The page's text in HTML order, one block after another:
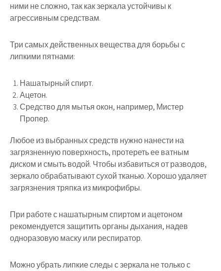
ними не сложно, так как зеркала устойчивы к
агрессивным средствам.
Три самых действенных вещества для борьбы с
липкими пятнами:
Нашатырный спирт.
Ацетон.
Средство для мытья окон, например, Мистер
Пропер.
Любое из выбранных средств нужно нанести на
загрязненную поверхность, протереть ее ватным
диском и смыть водой. Чтобы избавиться от разводов,
зеркало обрабатывают сухой тканью. Хорошо удаляет
загрязнения тряпка из микрофибры.
При работе с нашатырным спиртом и ацетоном
рекомендуется защитить органы дыхания, надев
одноразовую маску или респиратор.
Можно убрать липкие следы с зеркала не только с